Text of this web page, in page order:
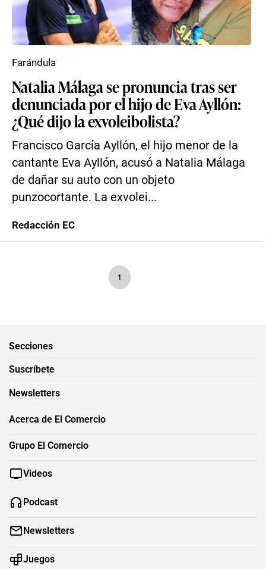
Natalia Málaga se pronuncia tras ser
denunciada por el hijo de Eva Ayllón:
¿Qué dijo la exvoleibolista?
Francisco García Ayllón, el hijo menor de la
cantante Eva Ayllón, acusó a Natalia Málaga
de dañar su auto con un objeto
punzocortante. La exvolei...
Farándula
Redacción EC
1
Secciones
Suscríbete
Newsletters
Acerca de El Comercio
Grupo El Comercio
Videos
Podcast
Newsletters
Juegos